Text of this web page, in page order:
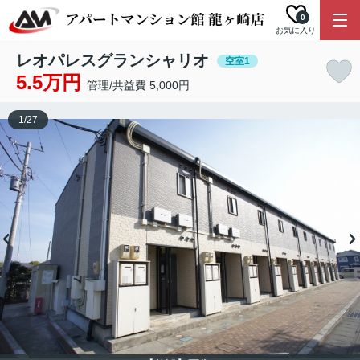
お気に入り
0
レオパレスグランシャリオ 空室1
5.5万円 管理/共益費 5,000円
1/27